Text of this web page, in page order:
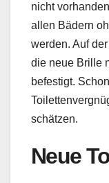
nicht
allen Bädern
werden. Auf
die neue Brille
befestigt.
schätzen.
Neue